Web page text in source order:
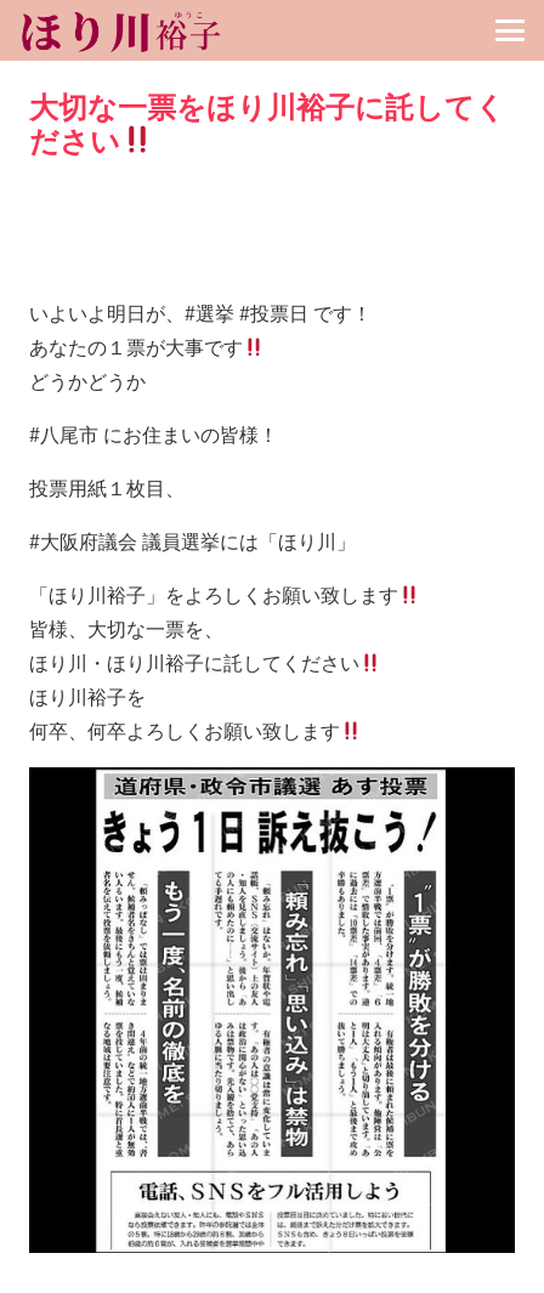
大切な一票をほり川裕子に託してく
ださい
いよいよ明日が、#選挙 #投票日 です！
あなたの１票が大事です
どうかどうか
#八尾市 にお住まいの皆様！
投票用紙１枚目、
#大阪府議会 議員選挙には「ほり川」
「ほり川裕子」をよろしくお願い致します
皆様、大切な一票を、
ほり川・ほり川裕子に託してください
ほり川裕子を
何卒、何卒よろしくお願い致します